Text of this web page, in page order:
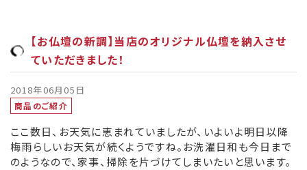
【お仏壇の新調】当店のオリジナル仏壇を納入させ
ていただきました！
2018年06月05日
商品のご紹介
ここ数日、お天気に恵まれていましたが、いよいよ明日以降
梅雨らしいお天気が続くようですね。お洗濯日和も今日まで
のようなので、家事、掃除を片づけてしまいたいと思います。